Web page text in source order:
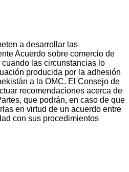
a desarrollar las
Acuerdo sobre comercio de
las circunstancias lo
producida por la adhesión
a la OMC. El Consejo de
recomendaciones acerca de
que podrán, en caso de que
en virtud de un acuerdo entre
con sus procedimientos